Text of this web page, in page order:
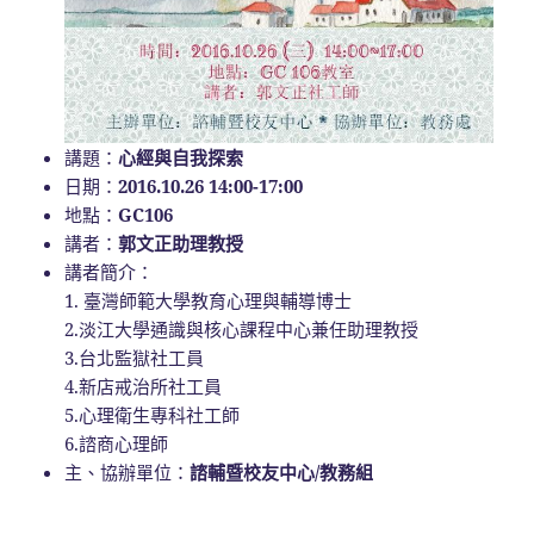
講題：心經與自我探索
日期：2016.10.26 14:00-17:00
地點：GC106
講者：郭文正助理教授
講者簡介：
1. 臺灣師範大學教育心理與輔導博士
2.淡江大學通識與核心課程中心兼任助理教授
3.台北監獄社工員
4.新店戒治所社工員
5.心理衛生專科社工師
6.諮商心理師
主、協辦單位：諮輔暨校友中心/教務組